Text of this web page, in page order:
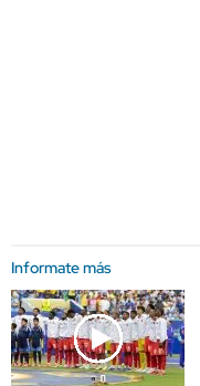
Informate más